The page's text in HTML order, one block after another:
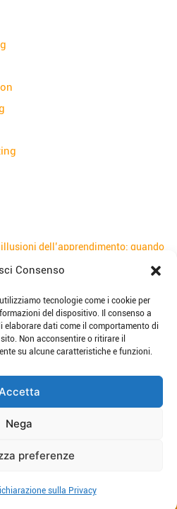
Consenso
tecnologie come i cookie per
del dispositivo. Il consenso a
elaborare dati come il comportamento di
Non acconsentire o ritirare il
su alcune caratteristiche e funzioni.
Accetta
Nega
preferenze
sulla Privacy
illusioni dell’apprendimento: quando
5 Agosto 2026
web della scuola: come
in uno strumento di
e comunicazione
28 Luglio 2026
based education: dalla teoria alla
per imparare sul territorio
23 Luglio 2026
|Privacy Policy-Cookies Policy